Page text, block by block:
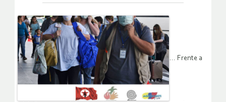
… Frente a